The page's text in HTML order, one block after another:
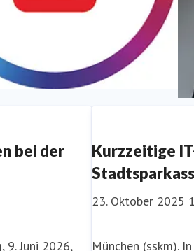
bei der
9. Juni 2026,
Kurzzeitige
23. Oktober 2025
München (sskm).